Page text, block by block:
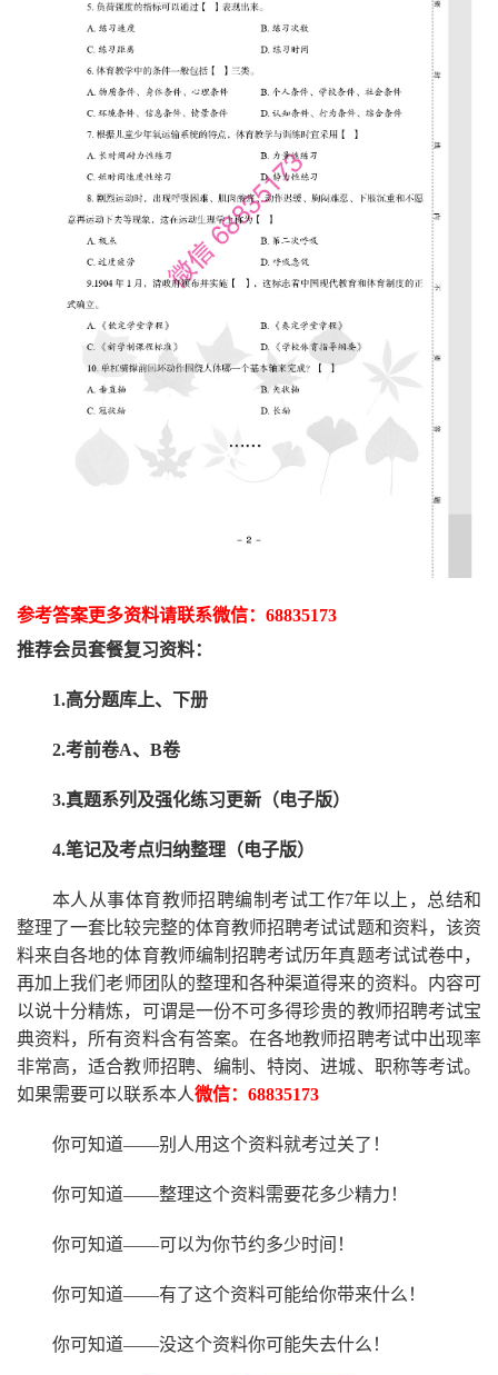
参考答案更多资料请联系微信： 68835173
推荐会员套餐复习资料：
1.高分题库上、下册
2.考前卷A、B卷
3.真题系列及强化练习更新（电子版）
4.笔记及考点归纳整理（电子版）
本人从事体育教师招聘编制考试工作7年以上，总结和
整理了一套比较完整的体育教师招聘考试试题和资料，该资
料来自各地的体育教师编制招聘考试历年真题考试试卷中，
再加上我们老师 团队的整理和各种渠道得来的资料。内容可
以说十分精炼，可谓是一份不可多得珍贵的教师招聘考试宝
典资料，所有资料含有答案。在各地教师招聘考试中出现率
非常高，适合教师招聘、编制、特岗、进城、职称等考试。
如果需要可以联系本人微信： 68835173
你可知道——别人用这个资料就考过关了！
你可知道——整理这个资料需要花多少精力 ！
你可知道——可以为你节约多少时间！
你可知道——有了这个资料可能给你带来什么！
你可知道——没这个资料你可能失去什么 ！